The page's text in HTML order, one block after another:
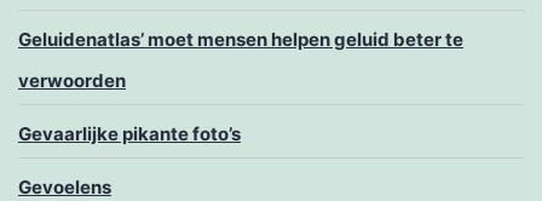
Geluidenatlas’ moet mensen helpen geluid beter te
verwoorden
Gevaarlijke pikante foto’s
Gevoelens